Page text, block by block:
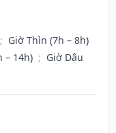
; Giờ Thìn (7h – 8h)
– 14h) ; Giờ Dậu